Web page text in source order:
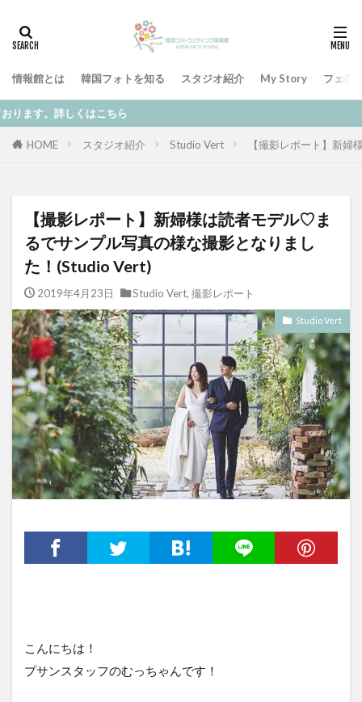
情報館とは 韓国フォトを知る スタジオ紹介 My Story フェア
HOME スタジオ紹介 Studio Vert 【撮影レポート】新
【撮影レポート】新婦様は読者モデル♡ま
るでサンプル写真の様な撮影となりまし
た！(Studio Vert)
2019年4月23日 Studio Vert, 撮影レポート
Studio Vert
こんにちは！
プサンスタッフのむっちゃんです！